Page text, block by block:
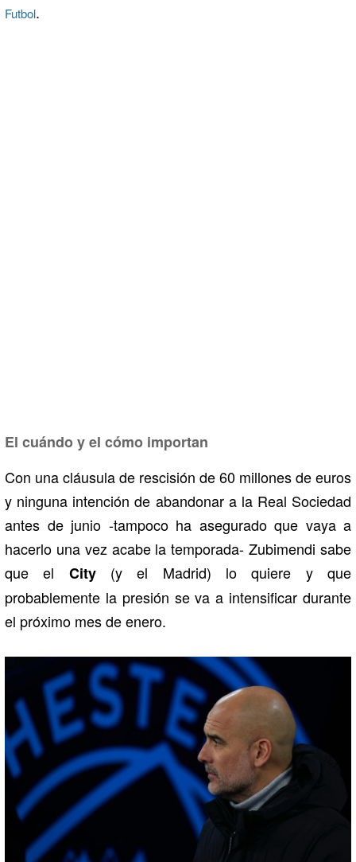
Futbol.
El cuándo y el cómo importan
Con una cláusula de rescisión de 60 millones de euros
y ninguna intención de abandonar a la Real Sociedad
antes de junio -tampoco ha asegurado que vaya a
hacerlo una vez acabe la temporada- Zubimendi sabe
que el City (y el Madrid) lo quiere y que
probablemente la presión se va a intensificar durante
el próximo mes de enero.